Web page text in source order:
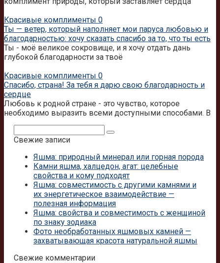
Красивые комплименты 0
Ты — ветер, который наполняет мои паруса любовью и
благодарностью: хочу сказать спасибо за то, что ты есть
Ты - моё великое сокровище, и я хочу отдать дань
глубокой благодарности за твоё
Красивые комплименты 0
Спасибо, страна! За тебя я дарю свою благодарность и
сердце
Любовь к родной стране - это чувство, которое
необходимо выразить всеми доступными способами. В
Свежие записи
Яшма: природный минерал или горная порода
Камни яшма, халцедон, агат: целебные
свойства и кому подходят
Яшма: совместимость с другими камнями и
их энергетическое взаимодействие —
полезная информация
Яшма: свойства и совместимость с женщиной
по знаку зодиака
Фото необработанных яшмовых камней —
захватывающая красота натуральной яшмы
Свежие комментарии